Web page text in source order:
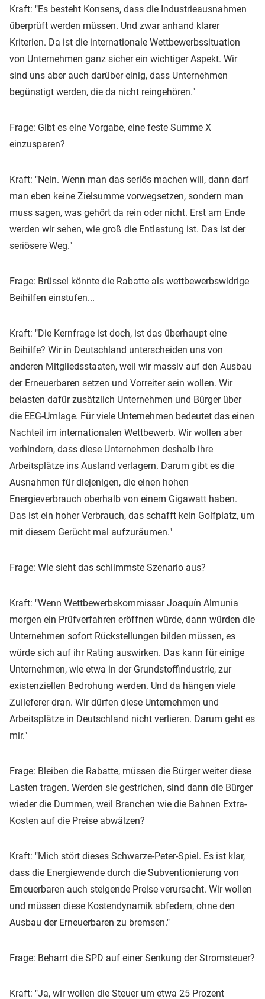
Kraft: "Es besteht Konsens, dass die Industrieausnahmen
überprüft werden müssen. Und zwar anhand klarer
Kriterien. Da ist die internationale Wettbewerbssituation
von Unternehmen ganz sicher ein wichtiger Aspekt. Wir
sind uns aber auch darüber einig, dass Unternehmen
begünstigt werden, die da nicht reingehören."
Frage: Gibt es eine Vorgabe, eine feste Summe X
einzusparen?
Kraft: "Nein. Wenn man das seriös machen will, dann darf
man eben keine Zielsumme vorwegsetzen, sondern man
muss sagen, was gehört da rein oder nicht. Erst am Ende
werden wir sehen, wie groß die Entlastung ist. Das ist der
seriösere Weg."
Frage: Brüssel könnte die Rabatte als wettbewerbswidrige
Beihilfen einstufen...
Kraft: "Die Kernfrage ist doch, ist das überhaupt eine
Beihilfe? Wir in Deutschland unterscheiden uns von
anderen Mitgliedsstaaten, weil wir massiv auf den Ausbau
der Erneuerbaren setzen und Vorreiter sein wollen. Wir
belasten dafür zusätzlich Unternehmen und Bürger über
die EEG-Umlage. Für viele Unternehmen bedeutet das einen
Nachteil im internationalen Wettbewerb. Wir wollen aber
verhindern, dass diese Unternehmen deshalb ihre
Arbeitsplätze ins Ausland verlagern. Darum gibt es die
Ausnahmen für diejenigen, die einen hohen
Energieverbrauch oberhalb von einem Gigawatt haben.
Das ist ein hoher Verbrauch, das schafft kein Golfplatz, um
mit diesem Gerücht mal aufzuräumen."
Frage: Wie sieht das schlimmste Szenario aus?
Kraft: "Wenn Wettbewerbskommissar Joaquín Almunia
morgen ein Prüfverfahren eröffnen würde, dann würden die
Unternehmen sofort Rückstellungen bilden müssen, es
würde sich auf ihr Rating auswirken. Das kann für einige
Unternehmen, wie etwa in der Grundstoffindustrie, zur
existenziellen Bedrohung werden. Und da hängen viele
Zulieferer dran. Wir dürfen diese Unternehmen und
Arbeitsplätze in Deutschland nicht verlieren. Darum geht es
mir."
Frage: Bleiben die Rabatte, müssen die Bürger weiter diese
Lasten tragen. Werden sie gestrichen, sind dann die Bürger
wieder die Dummen, weil Branchen wie die Bahnen Extra-
Kosten auf die Preise abwälzen?
Kraft: "Mich stört dieses Schwarze-Peter-Spiel. Es ist klar,
dass die Energiewende durch die Subventionierung von
Erneuerbaren auch steigende Preise verursacht. Wir wollen
und müssen diese Kostendynamik abfedern, ohne den
Ausbau der Erneuerbaren zu bremsen."
Frage: Beharrt die SPD auf einer Senkung der Stromsteuer?
Kraft: "Ja, wir wollen die Steuer um etwa 25 Prozent